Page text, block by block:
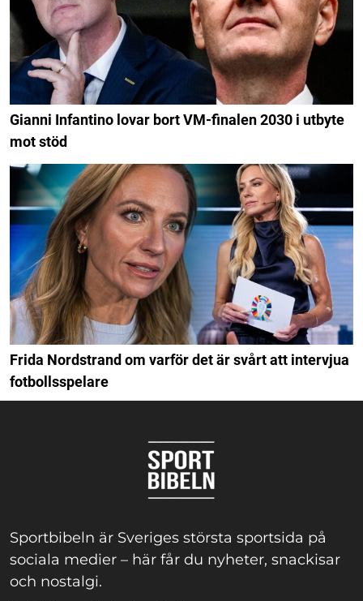
Gianni Infantino lovar bort VM-finalen 2030 i utbyte
mot stöd
Frida Nordstrand om varför det är svårt att intervjua
fotbollsspelare
Sportbibeln är Sveriges största sportsida på
sociala medier – här får du nyheter, snackisar
och nostalgi.